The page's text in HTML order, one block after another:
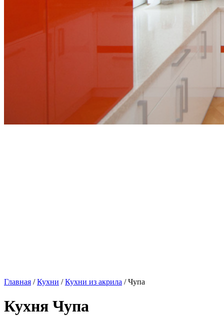
Главная /Кухни /Кухни из акрила / Чупа
Кухня Чупа